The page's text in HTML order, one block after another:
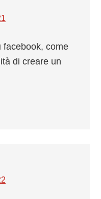
facebook, come
di creare un